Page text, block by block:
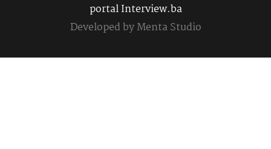
portal Interview.ba
Developed byMenta Studio